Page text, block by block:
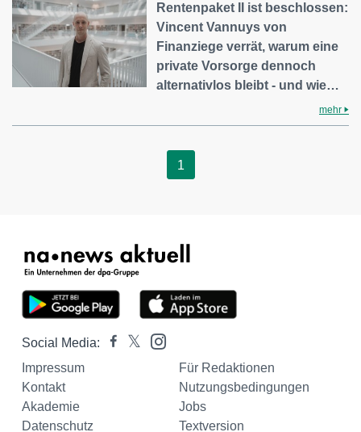
Rentenpaket II ist beschlossen:
Vincent Vannuys von
Finanziege verrät, warum eine
private Vorsorge dennoch
alternativlos bleibt - und wie…
mehr
1
Social Media:
Impressum
Für Redaktionen
Kontakt
Nutzungsbedingungen
Akademie
Jobs
Datenschutz
Textversion